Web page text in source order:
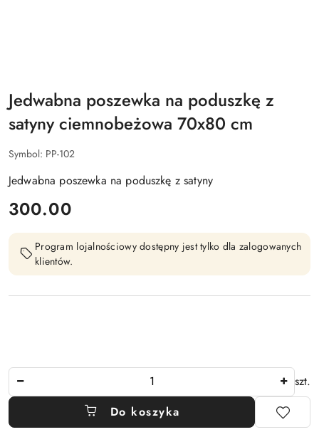
Jedwabna poszewka na poduszkę z
satyny ciemnobeżowa 70x80 cm
Symbol: PP-102
Jedwabna poszewka na poduszkę z satyny
cena:
300.00
Program lojalnościowy dostępny jest tylko dla zalogowanych
klientów.
szt.
Do koszyka